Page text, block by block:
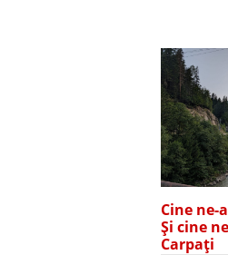
Cine ne-
Și cine
Carpați